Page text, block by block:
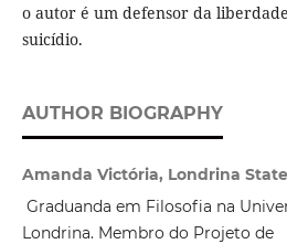
o autor é um defensor da
suicídio.
AUTHOR BIOGRAPHY
Amanda Victória, Londrina
Graduanda em Filosofia na
Londrina. Membro do Projeto de